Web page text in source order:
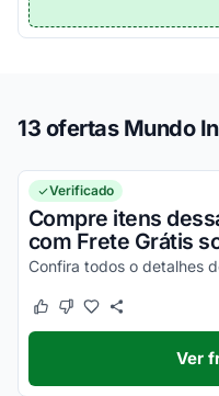
13 ofertas Mundo
Verificado
Compre itens
com Frete Grátis
Este cupom funcionou
Este cupom não
Ver